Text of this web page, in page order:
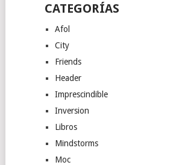
CATEGORÍAS
Afol
City
Friends
Header
Imprescindible
Inversion
Libros
Mindstorms
Moc